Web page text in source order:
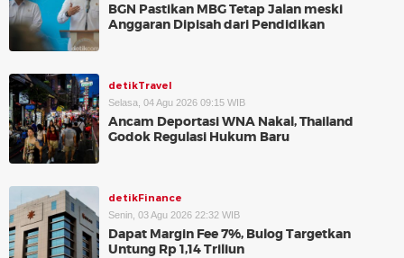
BGN Pastikan MBG Tetap Jalan meski
Anggaran Dipisah dari Pendidikan
detikTravel
Selasa, 04 Agu 2026 09:15 WIB
Ancam Deportasi WNA Nakal, Thailand
Godok Regulasi Hukum Baru
detikFinance
Senin, 03 Agu 2026 22:32 WIB
Dapat Margin Fee 7%, Bulog Targetkan
Untung Rp 1,14 Triliun